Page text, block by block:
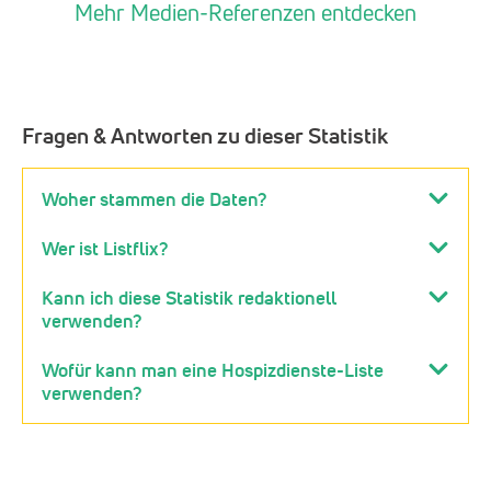
Mehr Medien-Referenzen entdecken
Fragen & Antworten zu dieser Statistik
Woher stammen die Daten?
Wer ist Listflix?
Kann ich diese Statistik redaktionell
verwenden?
Wofür kann man eine Hospizdienste-Liste
verwenden?